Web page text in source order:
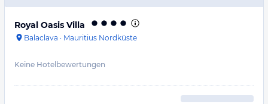
Royal Oasis Villa
Balaclava · Mauritius Nordküste
Keine Hotelbewertungen